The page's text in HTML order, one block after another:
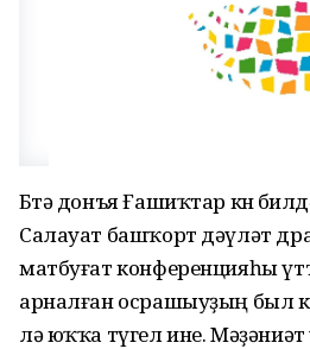
Бөтә донъя Ғашиҡтар көнө
Салауат башҡорт дәүләт
матбуғат конференцияһы
арналған осрашыуҙың был
лә юҡҡа түгел ине. Мәҙәниәт